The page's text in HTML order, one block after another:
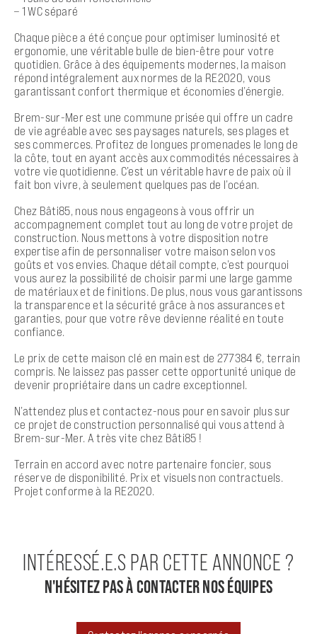
– 1 WC séparé
Chaque pièce a été conçue pour optimiser luminosité et
ergonomie, une véritable bulle de bien-être pour votre
quotidien. Grâce à des équipements modernes, la maison
répond intégralement aux normes de la RE2020, vous
garantissant confort thermique et économies d’énergie.
Brem-sur-Mer est une commune prisée qui offre un cadre
de vie agréable avec ses paysages naturels, ses plages et
ses commerces. Profitez de longues promenades le long de
la côte, tout en ayant accès aux commodités nécessaires à
votre vie quotidienne. C’est un véritable havre de paix où il
fait bon vivre, à seulement quelques pas de l’océan.
Chez Bâti85, nous nous engageons à vous offrir un
accompagnement complet tout au long de votre projet de
construction. Nous mettons à votre disposition notre
expertise afin de personnaliser votre maison selon vos
goûts et vos envies. Chaque détail compte, c’est pourquoi
vous aurez la possibilité de choisir parmi une large gamme
de matériaux et de finitions. De plus, nous vous garantissons
la transparence et la sécurité grâce à nos assurances et
garanties, pour que votre rêve devienne réalité en toute
confiance.
Le prix de cette maison clé en main est de 277384 €, terrain
compris. Ne laissez pas passer cette opportunité unique de
devenir propriétaire dans un cadre exceptionnel.
N’attendez plus et contactez-nous pour en savoir plus sur
ce projet de construction personnalisé qui vous attend à
Brem-sur-Mer. A très vite chez Bâti85 !
Terrain en accord avec notre partenaire foncier, sous
réserve de disponibilité. Prix et visuels non contractuels.
Projet conforme à la RE2020.
N'HÉSITEZ PAS À CONTACTER NOS ÉQUIPES
INTÉRESSÉ.E.S PAR CETTE ANNONCE ?